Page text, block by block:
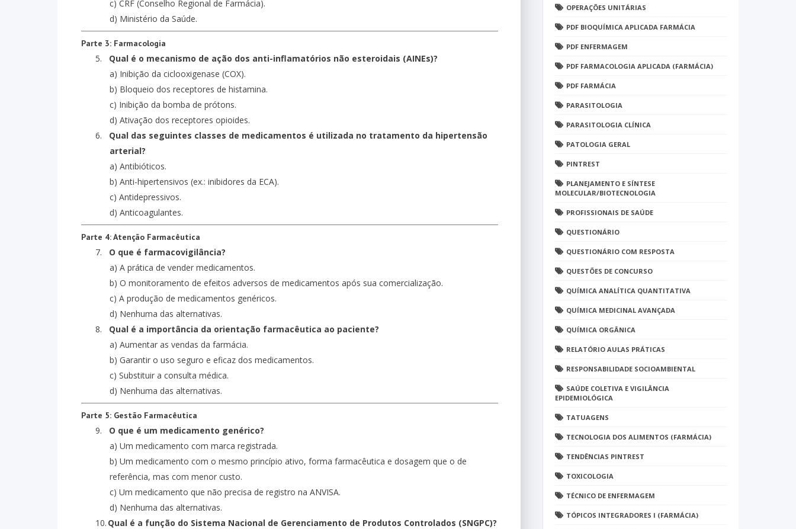
c) CRF (Conselho Regional de Farmácia).
d) Ministério da Saúde.
Parte 3: Farmacologia
5.
Qual é o mecanismo de ação dos anti-inflamatórios não esteroidais (AINEs)?
a) Inibição da ciclooxigenase (COX).
b) Bloqueio dos receptores de histamina.
c) Inibição da bomba de prótons.
d) Ativação dos receptores opioides.
6.
Qual das seguintes classes de medicamentos é utilizada no tratamento da hipertensão
arterial?
a) Antibióticos.
b) Anti-hipertensivos (ex.: inibidores da ECA).
c) Antidepressivos.
d) Anticoagulantes.
Parte 4: Atenção Farmacêutica
7.
O que é farmacovigilância?
a) A prática de vender medicamentos.
b) O monitoramento de efeitos adversos de medicamentos após sua comercialização.
c) A produção de medicamentos genéricos.
d) Nenhuma das alternativas.
8.
Qual é a importância da orientação farmacêutica ao paciente?
a) Aumentar as vendas da farmácia.
b) Garantir o uso seguro e eficaz dos medicamentos.
c) Substituir a consulta médica.
d) Nenhuma das alternativas.
Parte 5: Gestão Farmacêutica
9.
O que é um medicamento genérico?
a) Um medicamento com marca registrada.
b) Um medicamento com o mesmo princípio ativo, forma farmacêutica e dosagem que o de
referência, mas com menor custo.
c) Um medicamento que não precisa de registro na ANVISA.
d) Nenhuma das alternativas.
10. Qual é a função do Sistema Nacional de Gerenciamento de Produtos Controlados (SNGPC)?
OPERAÇÕES UNITÁRIAS
PDF BIOQUÍMICA APLICADA FARMÁCIA
PDF ENFERMAGEM
PDF FARMACOLOGIA APLICADA (FARMÁCIA)
PDF FARMÁCIA
PARASITOLOGIA
PARASITOLOGIA CLÍNICA
PATOLOGIA GERAL
PINTREST
PLANEJAMENTO E SÍNTESE
MOLECULAR/BIOTECNOLOGIA
PROFISSIONAIS DE SAÚDE
QUESTIONÁRIO
QUESTIONÁRIO COM RESPOSTA
QUESTÕES DE CONCURSO
QUÍMICA ANALÍTICA QUANTITATIVA
QUÍMICA MEDICINAL AVANÇADA
QUÍMICA ORGÂNICA
RELATÓRIO AULAS PRÁTICAS
RESPONSABILIDADE SOCIOAMBIENTAL
SAÚDE COLETIVA E VIGILÂNCIA
EPIDEMIOLÓGICA
TATUAGENS
TECNOLOGIA DOS ALIMENTOS (FARMÁCIA)
TENDÊNCIAS PINTREST
TOXICOLOGIA
TÉCNICO DE ENFERMAGEM
TÓPICOS INTEGRADORES I (FARMÁCIA)